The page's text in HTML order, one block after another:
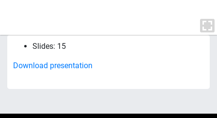
Slides: 15
Download presentation